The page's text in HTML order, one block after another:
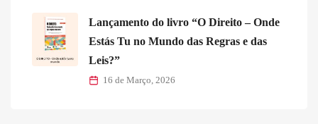
Lançamento do livro “O Direito – Onde
Estás Tu no Mundo das Regras e das
Leis?”
16 de Março, 2026